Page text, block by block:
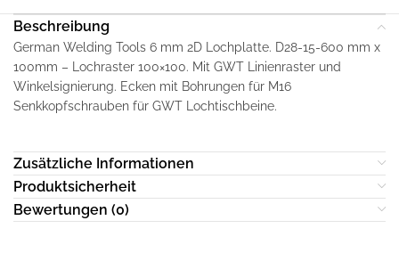
Beschreibung
German Welding Tools 6 mm 2D Lochplatte. D28-15-600 mm x
100mm – Lochraster 100×100. Mit GWT Linienraster und
Winkelsignierung. Ecken mit Bohrungen für M16
Senkkopfschrauben für GWT Lochtischbeine.
Zusätzliche Informationen
Produktsicherheit
Bewertungen (0)